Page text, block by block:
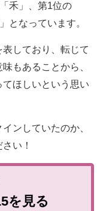
禾」、第1位の
となっています。
しており、転じて
もあることから、
てほしいという思い
ンしていたのか、
い！
を見る